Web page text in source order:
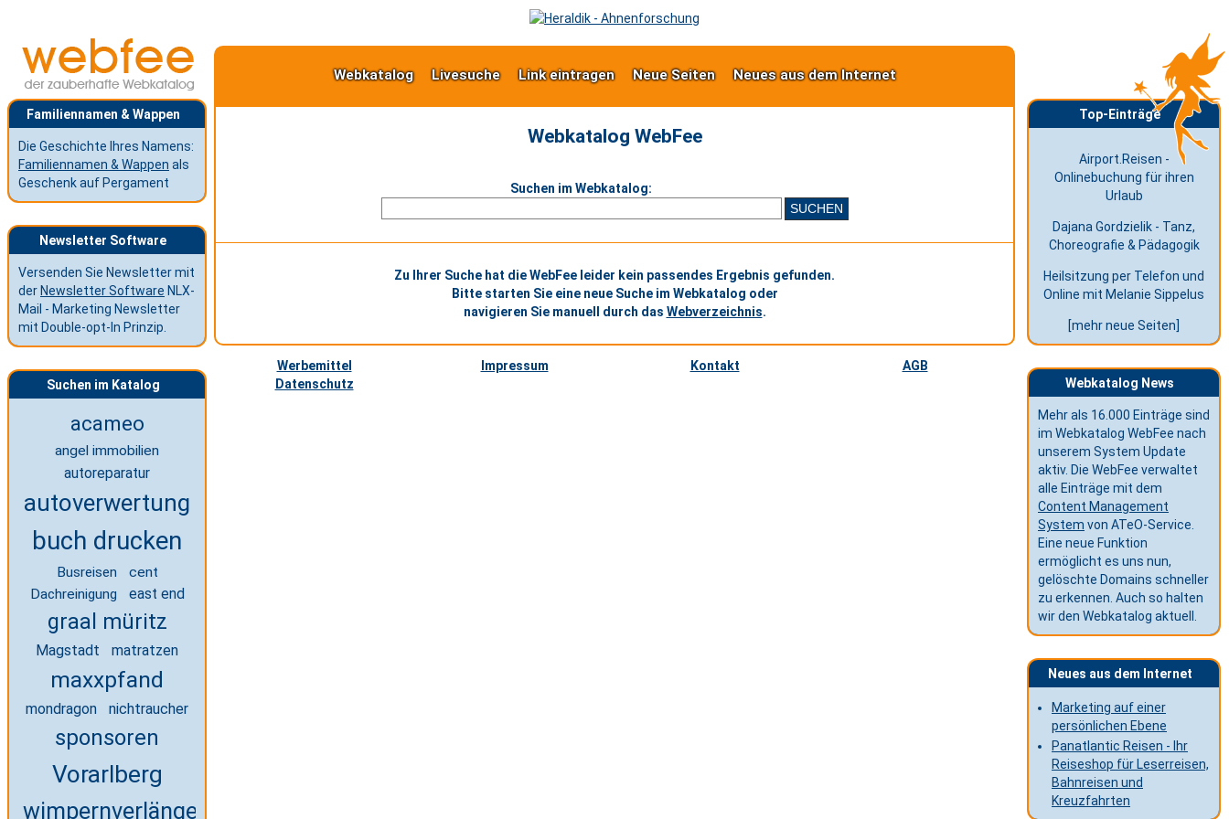
Familiennamen & Wappen
Die Geschichte Ihres Namens:
Familiennamen & Wappen als
Geschenk auf Pergament
Newsletter Software
Versenden Sie Newsletter mit
der Newsletter Software NLX-
Mail - Marketing Newsletter
mit Double-opt-In Prinzip.
Suchen im Katalog
acameo
angel immobilien
autoreparatur
autoverwertung
buch drucken
Busreisen
cent
Dachreinigung
east end
graal müritz
Magstadt matratzen
maxxpfand
mondragon nichtraucher
sponsoren
Vorarlberg
wimpernverlängerung
Webkatalog Livesuche Link eintragen Neue Seiten Neues aus dem Internet
Webkatalog WebFee
Suchen im Webkatalog:
Zu Ihrer Suche hat die WebFee leider kein passendes Ergebnis gefunden.
Bitte starten Sie eine neue Suche im Webkatalog oder
navigieren Sie manuell durch das Webverzeichnis.
Werbemittel Impressum Kontakt
AGB
Datenschutz
Top-Einträge
Airport.Reisen -
Onlinebuchung für ihren
Urlaub
Dajana Gordzielik - Tanz,
Choreografie & Pädagogik
Heilsitzung per Telefon und
Online mit Melanie Sippelus
[mehr neue Seiten]
Webkatalog News
Mehr als 16.000 Einträge sind
im Webkatalog WebFee nach
unserem System Update
aktiv. Die WebFee verwaltet
alle Einträge mit dem
Content Management
System von ATeO-Service.
Eine neue Funktion
ermöglicht es uns nun,
gelöschte Domains schneller
zu erkennen. Auch so halten
wir den Webkatalog aktuell.
Neues aus dem Internet
Marketing auf einer
persönlichen Ebene
Panatlantic Reisen - Ihr
Reiseshop für Leserreisen,
Bahnreisen und
Kreuzfahrten